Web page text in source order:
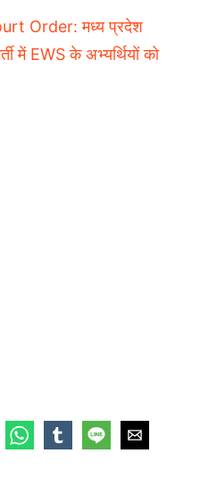
Order: मध्य प्रदेश
में EWS के अभ्यर्थियों को